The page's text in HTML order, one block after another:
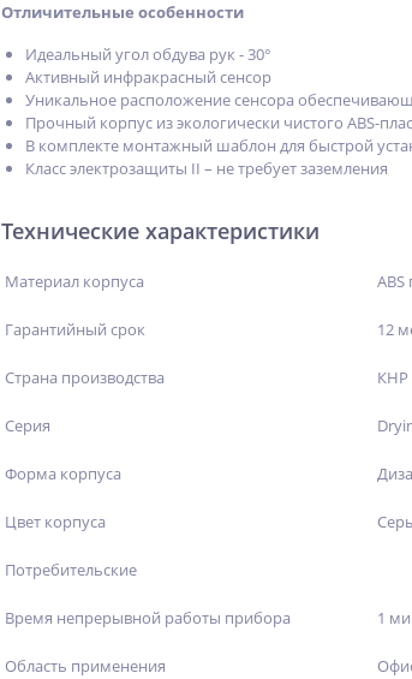
Отличительные особенности
Идеальный угол обдува рук - 30°
Активный инфракрасный сенсор
Уникальное расположение сенсора
Прочный корпус из экологически чистого ABS-
В комплекте монтажный шаблон для быстрой
Класс электрозащиты II – не требует заземления
Технические характеристики
Материал корпуса ABS
Гарантийный срок 12
Страна производства КНР
Серия
Форма корпуса
Цвет корпуса
Потребительские
Время непрерывной работы прибора 1
Область применения